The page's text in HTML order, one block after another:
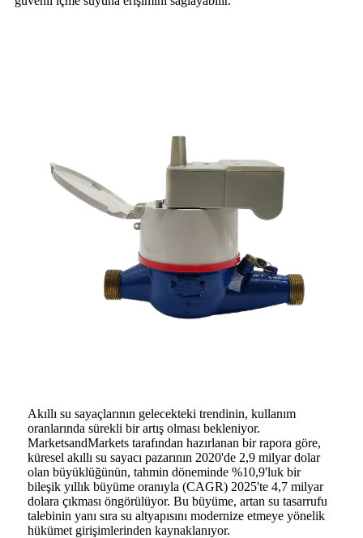
Akıllı su sayaçlarının gelecekteki trendinin, kullanım
oranlarında sürekli bir artış olması bekleniyor.
MarketsandMarkets tarafından hazırlanan bir rapora göre,
küresel akıllı su sayacı pazarının 2020'de 2,9 milyar dolar
olan büyüklüğünün, tahmin döneminde %10,9'luk bir
bileşik yıllık büyüme oranıyla (CAGR) 2025'te 4,7 milyar
dolara çıkması öngörülüyor. Bu büyüme, artan su tasarrufu
talebinin yanı sıra su altyapısını modernize etmeye yönelik
hükümet girişimlerinden kaynaklanıyor.